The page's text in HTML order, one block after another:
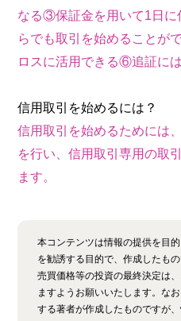
なる③保証金を用いて1日
らでも取引を始めることが
ロスに活用できる⑥追証に
信用取引を始めるには？
信用取引を始めるためには
を行い、信用取引専用の取
ます。
本コンテンツは情報の提供を目
を勧誘する目的で、作成したも
売買価格等の投資の最終決定は
ますようお願いいたします。な
する著者が作成したものですが